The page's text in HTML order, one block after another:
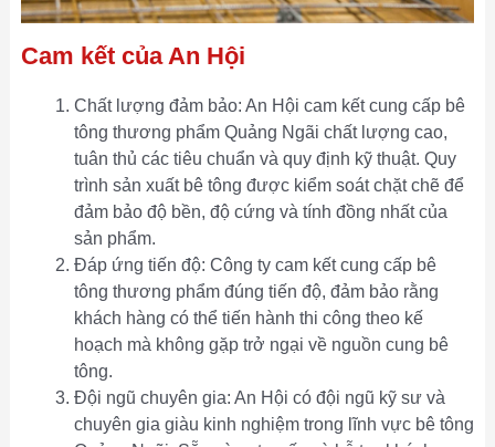
Cam kết của An Hội
Chất lượng đảm bảo: An Hội cam kết cung cấp bê
tông thương phẩm Quảng Ngãi chất lượng cao,
tuân thủ các tiêu chuẩn và quy định kỹ thuật. Quy
trình sản xuất bê tông được kiểm soát chặt chẽ để
đảm bảo độ bền, độ cứng và tính đồng nhất của
sản phẩm.
Đáp ứng tiến độ: Công ty cam kết cung cấp bê
tông thương phẩm đúng tiến độ, đảm bảo rằng
khách hàng có thể tiến hành thi công theo kế
hoạch mà không gặp trở ngại về nguồn cung bê
tông.
Đội ngũ chuyên gia: An Hội có đội ngũ kỹ sư và
chuyên gia giàu kinh nghiệm trong lĩnh vực bê tông